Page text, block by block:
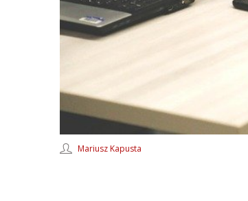
Mariusz Kapusta